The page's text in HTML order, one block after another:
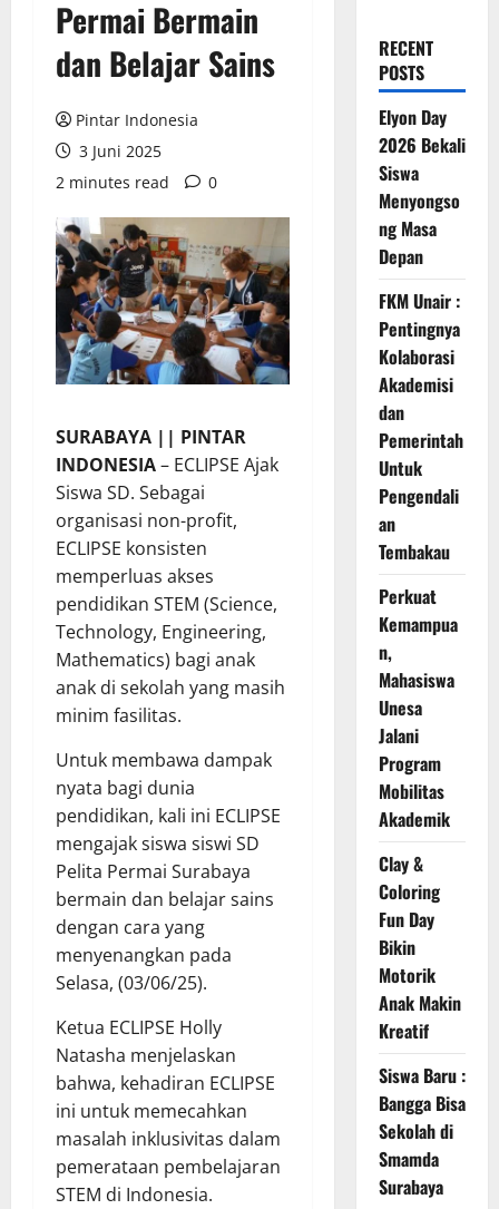
Permai Bermain
dan Belajar Sains
Pintar Indonesia
3 Juni 2025
2 minutes read
0
SURABAYA || PINTAR
INDONESIA– ECLIPSE Ajak
Siswa SD. Sebagai
organisasi non-profit,
ECLIPSE konsisten
memperluas akses
pendidikan STEM (Science,
Technology, Engineering,
Mathematics) bagi anak
anak di sekolah yang masih
minim fasilitas.
Untuk membawa dampak
nyata bagi dunia
pendidikan, kali ini ECLIPSE
mengajak siswa siswi SD
Pelita Permai Surabaya
bermain dan belajar sains
dengan cara yang
menyenangkan pada
Selasa, (03/06/25).
Ketua ECLIPSE Holly
Natasha menjelaskan
bahwa, kehadiran ECLIPSE
ini untuk memecahkan
masalah inklusivitas dalam
pemerataan pembelajaran
STEM di Indonesia.
RECENT
POSTS
Elyon Day
2026 Bekali
Siswa
Menyongso
ng Masa
Depan
FKM Unair :
Pentingnya
Kolaborasi
Akademisi
dan
Pemerintah
Untuk
Pengendali
an
Tembakau
Perkuat
Kemampua
n,
Mahasiswa
Unesa
Jalani
Program
Mobilitas
Akademik
Clay &
Coloring
Fun Day
Bikin
Motorik
Anak Makin
Kreatif
Siswa Baru :
Bangga Bisa
Sekolah di
Smamda
Surabaya